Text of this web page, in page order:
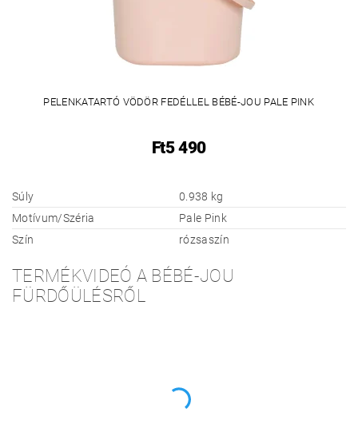
PELENKATARTÓ VÖDÖR FEDÉLLEL BÉBÉ-JOU PALE PINK
Ft5 490
Súly
0.938 kg
Motívum/Széria
Pale Pink
Szín
rózsaszín
TERMÉKVIDEÓ A BÉBÉ-JOU
FÜRDŐÜLÉSRŐL